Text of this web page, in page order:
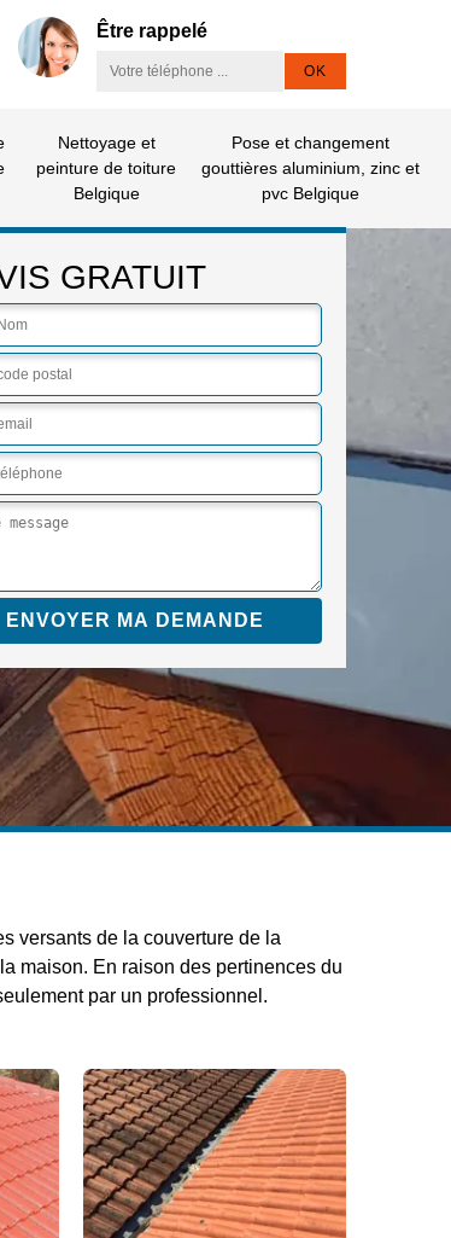
Être rappelé
Nettoyage et
peinture de toiture
Belgique
Pose et changement
gouttières aluminium, zinc et
pvc Belgique
GRATUIT
versants de la couverture de la
maison. En raison des pertinences du
par un professionnel.